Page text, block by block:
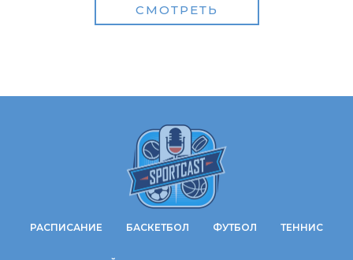
СМОТРЕТЬ
РАСПИСАНИЕ БАСКЕТБОЛ ФУТБОЛ ТЕННИС